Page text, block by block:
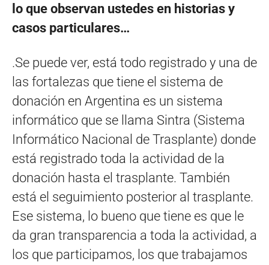
lo que observan ustedes en historias y
casos particulares…
.Se puede ver, está todo registrado y una de
las fortalezas que tiene el sistema de
donación en Argentina es un sistema
informático que se llama Sintra (Sistema
Informático Nacional de Trasplante) donde
está registrado toda la actividad de la
donación hasta el trasplante. También
está el seguimiento posterior al trasplante.
Ese sistema, lo bueno que tiene es que le
da gran transparencia a toda la actividad, a
los que participamos, los que trabajamos